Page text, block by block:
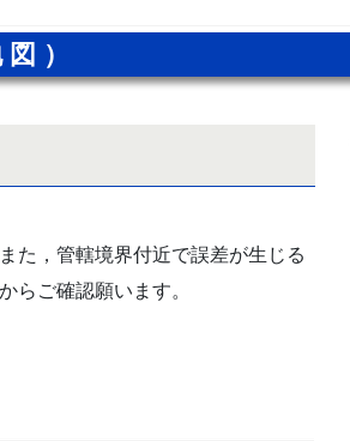
）
た，管轄境界付近で誤差が生じる
らご確認願います。